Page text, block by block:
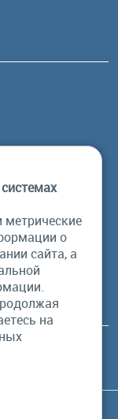
1
и его содержимое
о
сайта, а
на